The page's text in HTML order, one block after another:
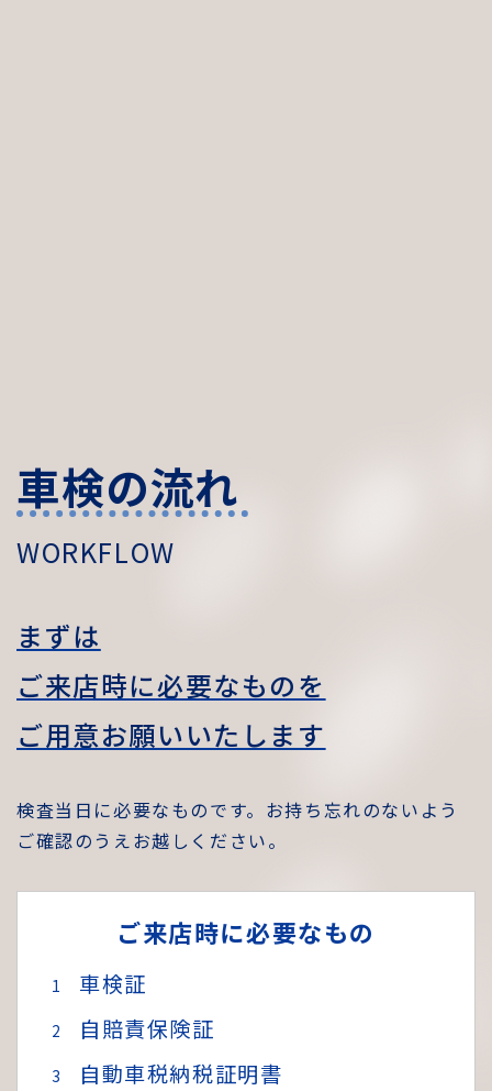
車検の流れ
WORKFLOW
まずは
ご来店時に必要なものを
ご用意お願いいたします
検査当日に必要なものです。お持ち忘れのないよう
ご確認のうえお越しください。
ご来店時に必要なもの
車検証
自賠責保険証
自動車税納税証明書